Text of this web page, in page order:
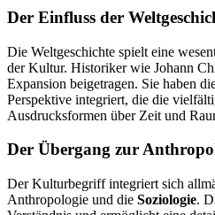
Der Einfluss der
Die Weltgeschichte spielt eine
der Kultur. Historiker wie Johann
Expansion beigetragen. Sie haben
Perspektive integriert, die die
Ausdrucksformen über Zeit und
Der Übergang zur
Der Kulturbegriff integriert sich
Anthropologie und die Soziologie.